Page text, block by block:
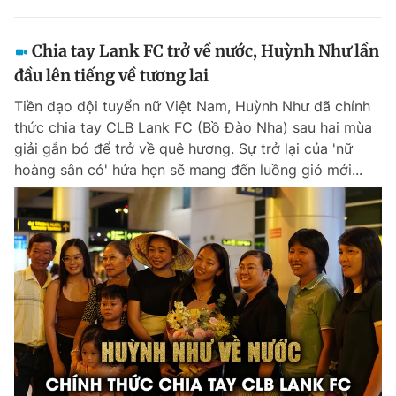
Chia tay Lank FC trở về nước, Huỳnh Như lần
đầu lên tiếng về tương lai
Tiền đạo đội tuyển nữ Việt Nam, Huỳnh Như đã chính
thức chia tay CLB Lank FC (Bồ Đào Nha) sau hai mùa
giải gắn bó để trở về quê hương. Sự trở lại của 'nữ
hoàng sân cỏ' hứa hẹn sẽ mang đến luồng gió mới...